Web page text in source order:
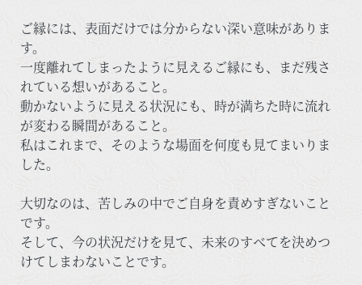
ご縁には、表面だけでは分からない深い意味がありま
す。
一度離れてしまったように見えるご縁にも、まだ残さ
れている想いがあること。
動かないように見える状況にも、時が満ちた時に流れ
が変わる瞬間があること。
私はこれまで、そのような場面を何度も見てまいりま
した。
大切なのは、苦しみの中でご自身を責めすぎないこと
です。
そして、今の状況だけを見て、未来のすべてを決めつ
けてしまわないことです。